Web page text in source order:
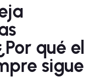
qué el
sigue